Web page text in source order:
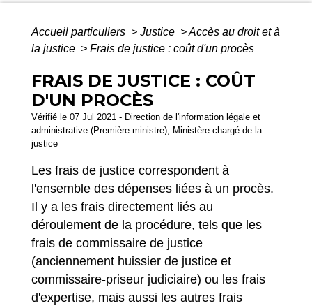
Accueil particuliers > Justice >Accès au droit et à
la justice > Frais de justice : coût d'un procès
FRAIS DE JUSTICE : COÛT
D'UN PROCÈS
Vérifié le 07 Jul 2021 - Direction de l'information légale et
administrative (Première ministre), Ministère chargé de la
justice
Les frais de justice correspondent à
l'ensemble des dépenses liées à un procès.
Il y a les frais directement liés au
déroulement de la procédure, tels que les
frais de commissaire de justice
(anciennement huissier de justice et
commissaire-priseur judiciaire) ou les frais
d'expertise, mais aussi les autres frais